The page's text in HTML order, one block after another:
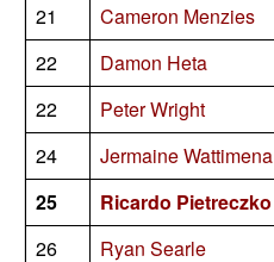
21
Cameron Menzies
22
Damon Heta
22
Peter Wright
24
Jermaine Wattimena
25
Ricardo Pietreczko
26
Ryan Searle